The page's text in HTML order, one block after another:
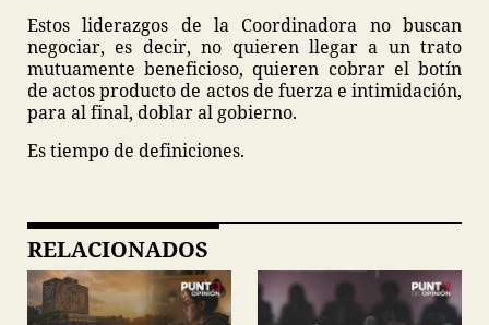
Estos liderazgos de la Coordinadora no buscan
negociar, es decir, no quieren llegar a un trato
mutuamente beneficioso, quieren cobrar el botín
de actos producto de actos de fuerza e intimidación,
para al final, doblar al gobierno.
Es tiempo de definiciones.
RELACIONADOS